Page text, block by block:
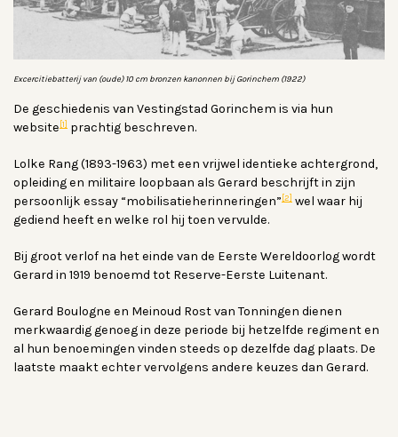
Excercitiebatterij van (oude) 10 cm bronzen kanonnen bij Gorinchem (1922)
De geschiedenis van Vestingstad Gorinchem is via hun
website [1] prachtig beschreven.
Lolke Rang (1893-1963) met een vrijwel identieke achtergrond,
opleiding en militaire loopbaan als Gerard beschrijft in zijn
persoonlijk essay “mobilisatieherinneringen” [2]
wel waar hij
gediend heeft en welke rol hij toen vervulde.
Bij groot verlof na het einde van de Eerste Wereldoorlog wordt
Gerard in 1919 benoemd tot Reserve-Eerste Luitenant.
Gerard Boulogne en Meinoud Rost van Tonningen dienen
merkwaardig genoeg in deze periode bij hetzelfde regiment en
al hun benoemingen vinden steeds op dezelfde dag plaats. De
laatste maakt echter vervolgens andere keuzes dan Gerard.